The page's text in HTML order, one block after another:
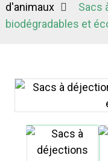
d'animaux
Sacs
biodégradables et